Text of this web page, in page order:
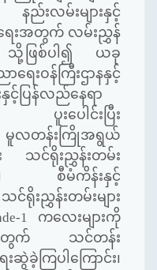
ည်းလမ်းများနှင့်
ေးအတွက် လမ်းညွှန်
၊ သို့ဖြစ်ပါ၍ ယခု
န်ကြီးဌာနနှင့်
ပြန်လည်နေရာ
ပူးပေါင်းပြီး
မူလတန်းကြိုအရွယ်
း သင်ရိုးညွှန်းတမ်း
န၊ စီမံကိန်းနှင့်
ရိုးညွှန်းတမ်းများ
1 ကလေးများကို
န်အတွက် သင်တန်း
ကြပါကြောင်း၊